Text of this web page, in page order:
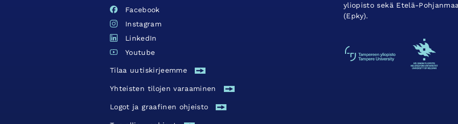
Facebook
Instagram
LinkedIn
Youtube
Tilaa uutiskirjeemme
Yhteisten tilojen varaaminen
Logot ja graafinen ohjeisto
yliopisto sekä Etelä-
(Epky).